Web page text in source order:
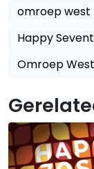
omroep west
Happy
Omroep